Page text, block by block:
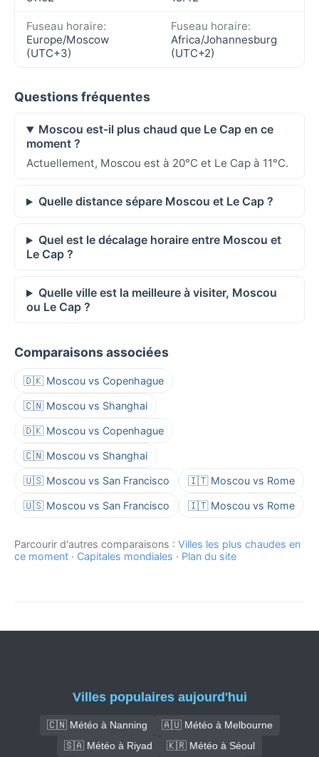
Fuseau horaire:
Europe/Moscow
(UTC+3)
Fuseau horaire:
Africa/Johannesburg
(UTC+2)
Questions fréquentes
Moscou est-il plus chaud que Le Cap en ce
moment ?
Actuellement, Moscou est à 20°C et Le Cap à 11°C.
Quelle distance sépare Moscou et Le Cap ?
Quel est le décalage horaire entre Moscou et
Le Cap ?
Quelle ville est la meilleure à visiter, Moscou
ou Le Cap ?
Comparaisons associées
🇩🇰 Moscou vs Copenhague
🇨🇳 Moscou vs Shanghai
🇩🇰 Moscou vs Copenhague
🇨🇳 Moscou vs Shanghai
🇺🇸 Moscou vs San Francisco 🇮🇹 Moscou vs Rome
🇺🇸 Moscou vs San Francisco 🇮🇹 Moscou vs Rome
Parcourir d'autres comparaisons : Villes les plus chaudes en
ce moment · Capitales mondiales · Plan du site
Villes populaires aujourd'hui
🇨🇳 Météo à Nanning
🇦🇺 Météo à Melbourne
🇸🇦 Météo à Riyad
🇰🇷 Météo à Séoul